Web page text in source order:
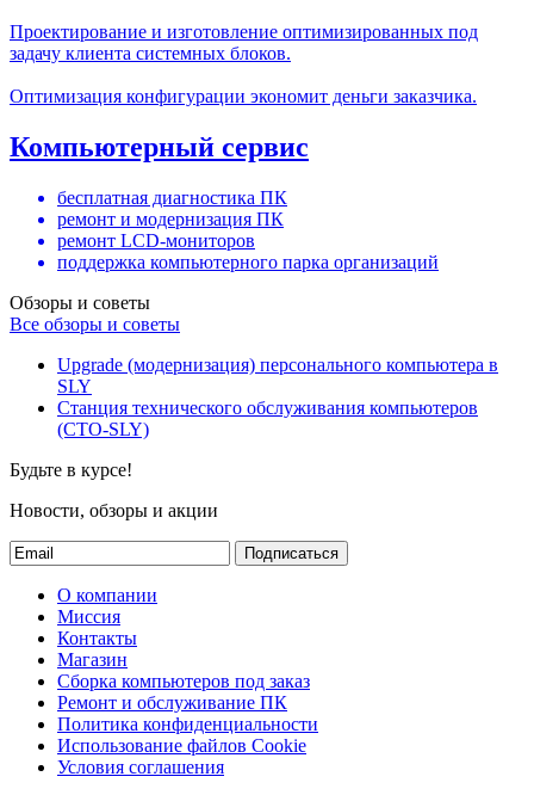
Проектирование и изготовление оптимизированных под
задачу клиента системных блоков.
Оптимизация конфигурации экономит деньги заказчика.
Компьютерный сервис
бесплатная диагностика ПК
ремонт и модернизация ПК
ремонт LCD-мониторов
поддержка компьютерного парка организаций
Обзоры и советы
Все обзоры и советы
Upgrade (модернизация) персонального компьютера в
SLY
Станция технического обслуживания компьютеров
(СТО-SLY)
Будьте в курсе!
Новости, обзоры и акции
Подписаться
О компании
Миссия
Контакты
Магазин
Сборка компьютеров под заказ
Ремонт и обслуживание ПК
Политика конфиденциальности
Использование файлов Cookie
Условия соглашения